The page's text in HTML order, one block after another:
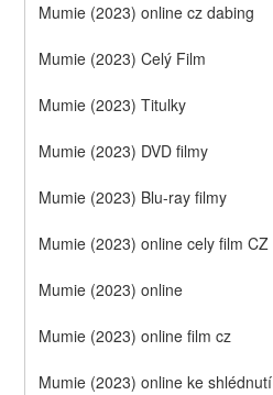
Mumie (2023) online cz dabing
Mumie (2023) Celý Film
Mumie (2023) Titulky
Mumie (2023) DVD filmy
Mumie (2023) Blu-ray filmy
Mumie (2023) online cely film CZ
Mumie (2023) online
Mumie (2023) online film cz
Mumie (2023) online ke shlédnutí